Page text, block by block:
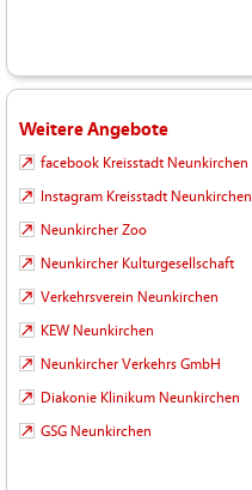
Weitere Angebote
facebook Kreisstadt Neunkirchen
Instagram Kreisstadt Neunkirchen
Neunkircher Zoo
Neunkircher Kulturgesellschaft
Verkehrsverein Neunkirchen
KEW Neunkirchen
Neunkircher Verkehrs GmbH
Diakonie Klinikum Neunkirchen
GSG Neunkirchen